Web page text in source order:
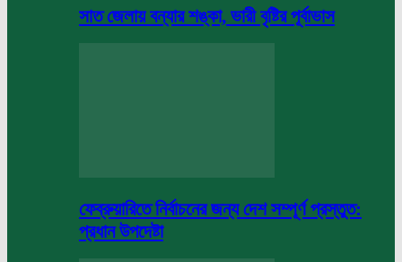
সাত জেলায় বন্যার শঙ্কা, ভারী বৃষ্টির পূর্বাভাস
ফেব্রুয়ারিতে নির্বাচনের জন্য দেশ সম্পূর্ণ প্রস্তুত:
প্রধান উপদেষ্টা